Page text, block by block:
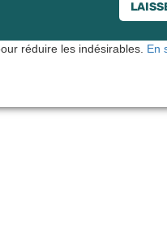
réduire les indésirables. En